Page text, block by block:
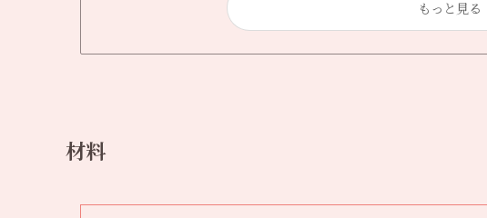
もっと見る
材料